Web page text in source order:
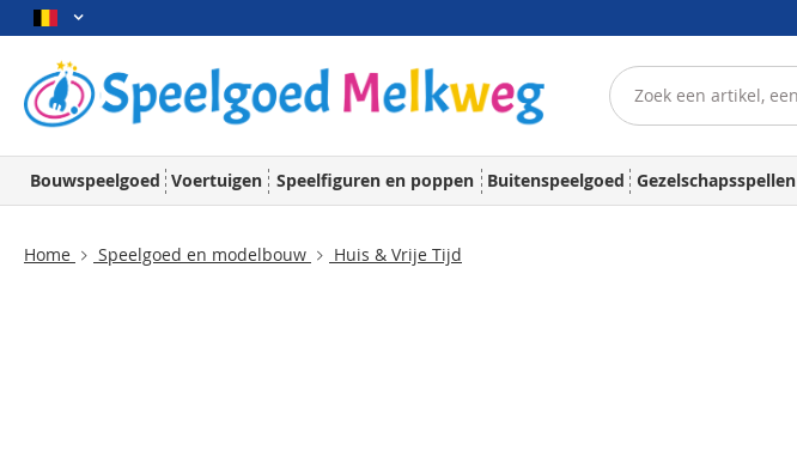
Bouwspeelgoed Voertuigen Speelfiguren en poppen Buitenspeelgoed Gezelschapsspellen
Home Speelgoed en modelbouw Huis & Vrije Tijd